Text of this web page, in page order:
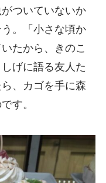
ついていないか
。「小さな頃か
たから、きのこ
げに語る友人た
、カゴを手に森
す。